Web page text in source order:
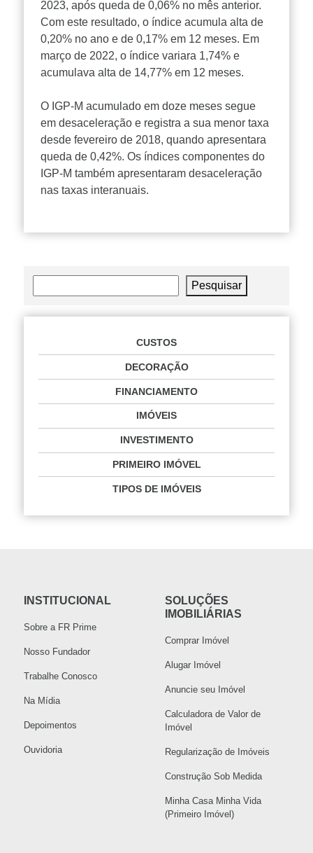
2023, após queda de 0,06% no mês anterior.
Com este resultado, o índice acumula alta de
0,20% no ano e de 0,17% em 12 meses. Em
março de 2022, o índice variara 1,74% e
acumulava alta de 14,77% em 12 meses.
O IGP-M acumulado em doze meses segue
em desaceleração e registra a sua menor taxa
desde fevereiro de 2018, quando apresentara
queda de 0,42%. Os índices componentes do
IGP-M também apresentaram desaceleração
nas taxas interanuais.
Pesquisar
CUSTOS
DECORAÇÃO
FINANCIAMENTO
IMÓVEIS
INVESTIMENTO
PRIMEIRO IMÓVEL
TIPOS DE IMÓVEIS
INSTITUCIONAL
Sobre a FR Prime
Nosso Fundador
Trabalhe Conosco
Na Mídia
Depoimentos
Ouvidoria
SOLUÇÕES
IMOBILIÁRIAS
Comprar Imóvel
Alugar Imóvel
Anuncie seu Imóvel
Calculadora de Valor de
Imóvel
Regularização de Imóveis
Construção Sob Medida
Minha Casa Minha Vida
(Primeiro Imóvel)